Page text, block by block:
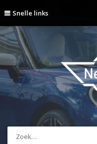
Snelle links